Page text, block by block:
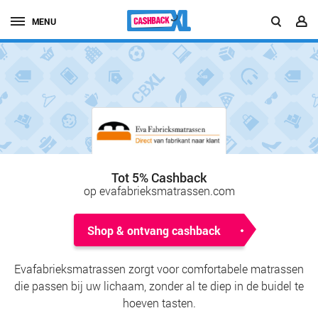
MENU
Tot 5% Cashback
op evafabrieksmatrassen.com
Shop & ontvang cashback
Evafabrieksmatrassen zorgt voor comfortabele matrassen
die passen bij uw lichaam, zonder al te diep in de buidel te
hoeven tasten.